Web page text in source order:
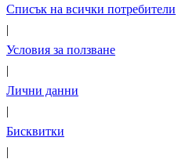
Списък на всички потребители
|
Условия за ползване
|
Лични данни
|
Бисквитки
|